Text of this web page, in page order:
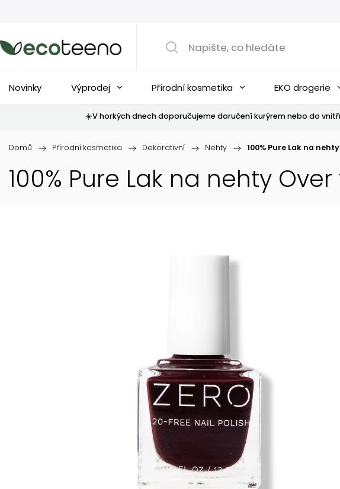
Novinky Výprodej Přírodní kosmetika EKO drogerie
☀️V horkých dnech doporučujeme doručení kurýrem nebo do
Domů / Přírodní kosmetika / Dekorativní / Nehty / 100% Pure Lak na
100% Pure Lak na nehty